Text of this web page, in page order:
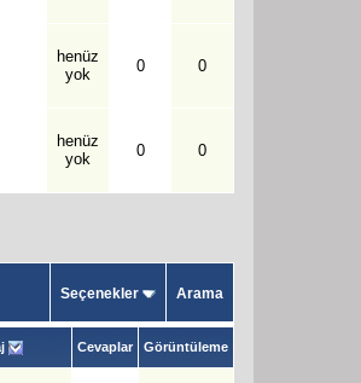
henüz
yok
0 0
henüz
yok
0 0
Seçenekler Arama
Cevaplar Görüntüleme